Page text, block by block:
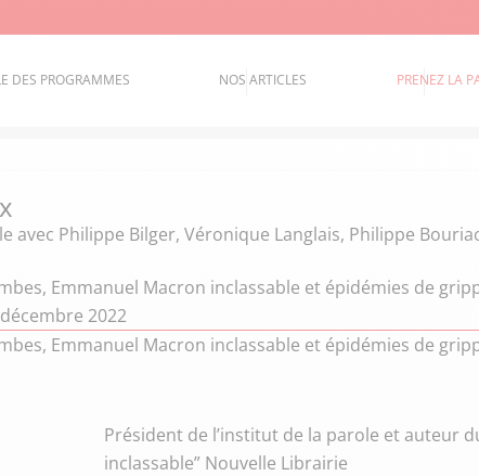
DES PROGRAMMES NOS ARTICLES PRENEZ LA
avec Philippe Bilger, Véronique Langlais, Philippe
Emmanuel Macron inclassable et épidémies de
2022
Emmanuel Macron inclassable et épidémies de
Président de l’institut de la parole et auteur
inclassable” Nouvelle Librairie